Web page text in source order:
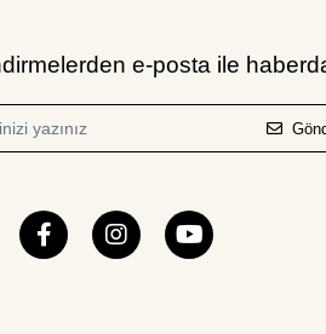
e-posta ile